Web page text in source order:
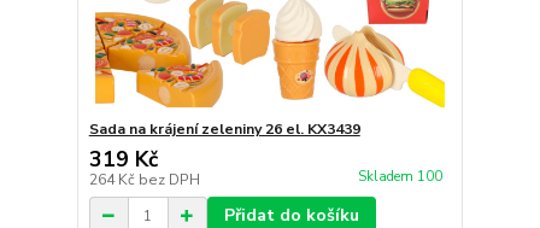
Sada na krájení zeleniny 26 el. KX3439
319 Kč
264 Kč bez DPH Skladem 100
Přidat do košíku